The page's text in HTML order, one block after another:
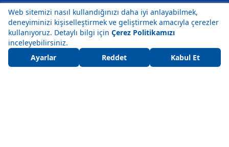
Bir markasıdır.